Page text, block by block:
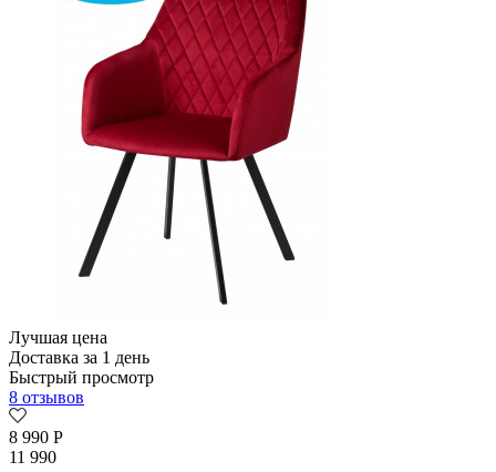
Лучшая цена
Доставка за 1 день
Быстрый просмотр
8 отзывов
8 990 Р
11 990